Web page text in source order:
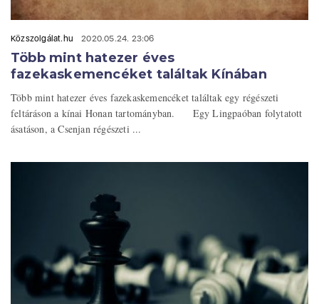
Közszolgálat.hu 2020.05.24. 23:06
Több mint hatezer éves
fazekaskemencéket találtak Kínában
Több mint hatezer éves fazekaskemencéket találtak egy régészeti
feltáráson a kínai Honan tartományban. Egy Lingpaóban folytatott
ásatáson, a Csenjan régészeti ...